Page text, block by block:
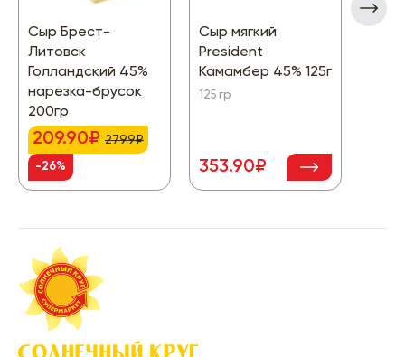
Сыр Брест-
Литовск
Голландский 45%
нарезка-брусок
200гр
200 гр
209.90₽ 279.9₽
-26%
Сыр мягкий
President
Камамбер 45% 125г
125 гр
353.90₽